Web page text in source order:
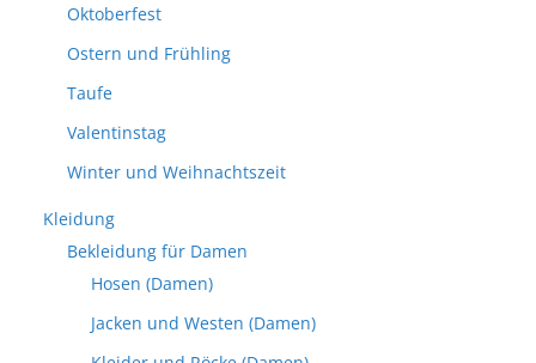
Oktoberfest
Ostern und Frühling
Taufe
Valentinstag
Winter und Weihnachtszeit
Kleidung
Bekleidung für Damen
Hosen (Damen)
Jacken und Westen (Damen)